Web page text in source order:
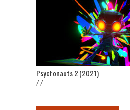
Psychonauts 2 (2021)
/ /